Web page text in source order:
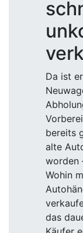
Da ist
bereits
alte
worden
Wohin
das